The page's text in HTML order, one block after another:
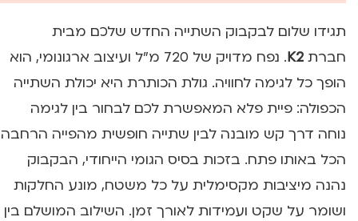
תגידו שלום לבקבוק השתייה החדש שלכם מבית
חברת K2
. נפח מדויק של 720 מ"ל ועיצוב ארגונומי, הוא
הופך כל לגימה לחוויה. גולת הכותרת היא יכולת השתייה
הכפולה: פיית פלא המאפשרת לכם לבחור בין לגימה
נוחה דרך קש מובנה לבין שתייה חופשית מהפייה הרחבה
הכל באותו פתח. בזכות בסיס הגומי הייחודי, הבקבוק
נהנה מיציבות מקסימלית על כל משטח, מונע החלקות
ושומר על שקט ועמידות לאורך זמן. השילוב המושלם בין